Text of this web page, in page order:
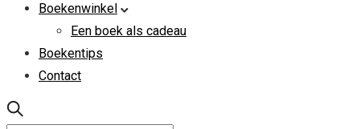
Boekenwinkel
Een boek als cadeau
Boekentips
Contact